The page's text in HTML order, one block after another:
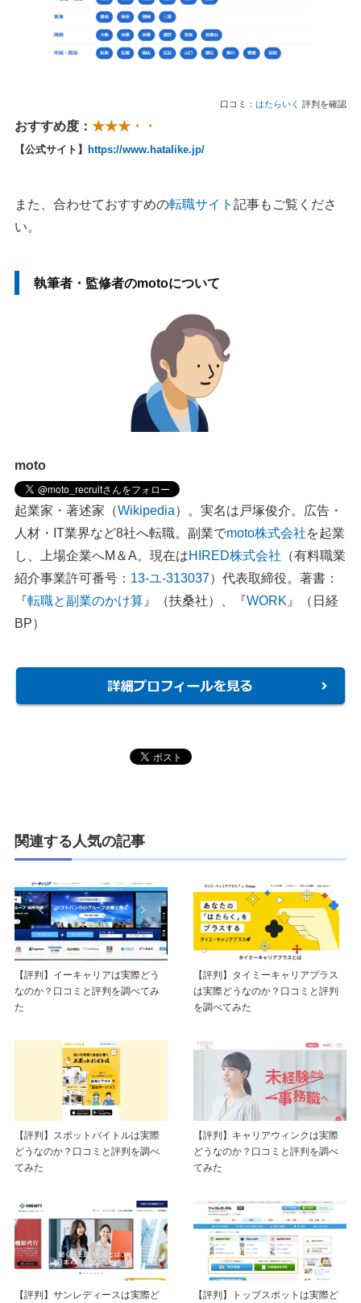
口コミ： はたらいく 評判を確認
おすすめ度： ★★★・・
【公式サイト】 https://www.hatalike.jp/
また、合わせておすすめの転職サイト 記事もご覧くださ
い。
執筆者・監修者のmotoについて
moto
起業家・著述家（Wikipedia）。実名は戸塚俊介。広告・
人材・IT業界など8社へ転職。副業でmoto株式会社を起業
し、上場企業へM＆A。現在はHIRED株式会社 （有料職業
紹介事業許可番号： 13-ユ-313037）代表取締役。著書：
『転職と副業のかけ算 』（扶桑社）、『WORK 』（日経
BP）
関連する人気の記事
【評判】イーキャリアは実際どう
なのか？口コミと評判を調べてみ
た
【評判】タイミーキャリアプラス
は実際どうなのか？口コミと評判
を調べてみた
【評判】スポットバイトルは実際
どうなのか？口コミと評判を調べ
てみた
【評判】キャリアウィンクは実際
どうなのか？口コミと評判を調べ
てみた
【評判】サンレディースは実際ど
【評判】トップスポットは実際ど